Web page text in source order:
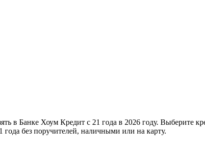
в Банке Хоум Кредит с 21 года в 2026 году. Выберите
без поручителей, наличными или на карту.